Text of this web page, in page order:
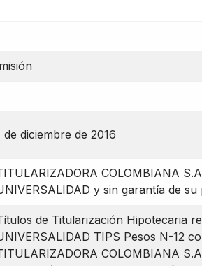
de diciembre de 2016
COLOMBIANA
y sin garantía de
de Titularización Hipotecaria
TIPS Pesos N-12
COLOMBIANA